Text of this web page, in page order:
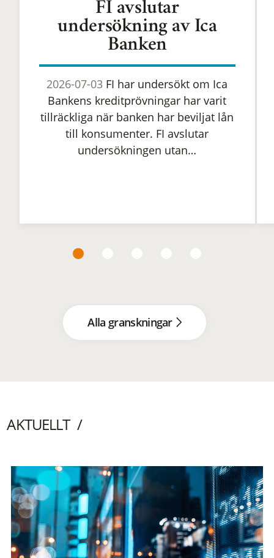
FI avslutar
undersökning av Ica
Banken
2026-07-03 FI har undersökt om Ica
Bankens kreditprövningar har varit
tillräckliga när banken har beviljat lån
till konsumenter. FI avslutar
undersökningen utan…
Alla granskningar
AKTUELLT